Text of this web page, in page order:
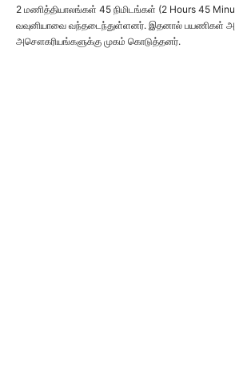
2 மணித்தியாலங்கள் 45 நிமிடங்கள் (2 Hours 45
வவுனியாவை வந்தடைந்துள்ளனர். இதனால் பயணிகள்
அசௌகரியங்களுக்கு முகம் கொடுத்தனர்.